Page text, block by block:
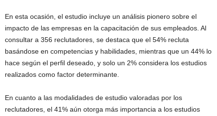
En esta ocasión, el estudio incluye un análisis pionero sobre el
impacto de las empresas en la capacitación de sus empleados. Al
consultar a 356 reclutadores, se destaca que el 54% recluta
basándose en competencias y habilidades, mientras que un 44% lo
hace según el perfil deseado, y solo un 2% considera los estudios
realizados como factor determinante.
En cuanto a las modalidades de estudio valoradas por los
reclutadores, el 41% aún otorga más importancia a los estudios